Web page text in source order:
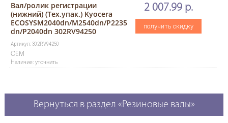
Вал/ролик регистрации
(нижний) (Тех.упак.) Kyocera
ECOSYSM2040dn/M2540dn/P2235
dn/P2040dn 302RV94250
Артикул: 302RV94250
OEM
Наличие: уточнить
2 007.99 р.
получить скидку
Вернуться в раздел «Резиновые валы»